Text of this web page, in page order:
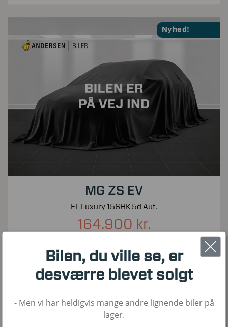
Nyhed!
MG ZS EV
EL Luxury 156HK 5d Aut.
164.900 kr.
30.000
KM
2023
1. Reg
El
Brændstof
Nyhed!
Bilen, du ville se, er
desværre blevet solgt
- Men vi har heldigvis mange andre lignende biler på
lager.